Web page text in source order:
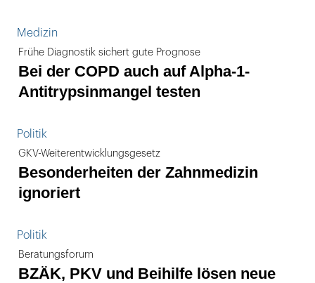
Medizin
Frühe Diagnostik sichert gute Prognose
Bei der COPD auch auf Alpha-1-
Antitrypsinmangel testen
Politik
GKV-Weiterentwicklungsgesetz
Besonderheiten der Zahnmedizin
ignoriert
Politik
Beratungsforum
BZÄK, PKV und Beihilfe lösen neue